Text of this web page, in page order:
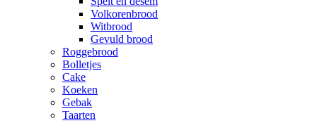
Volkorenbrood
Witbrood
Gevuld brood
Roggebrood
Bolletjes
Cake
Koeken
Gebak
Taarten